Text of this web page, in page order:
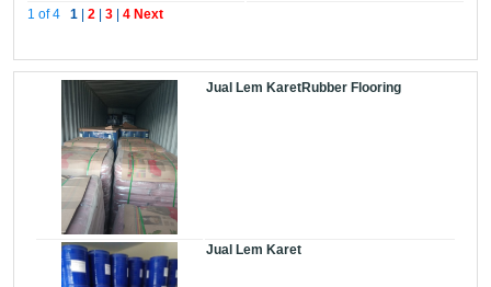
1 of 4 1 2 3 4 Next
Jual Lem KaretRubber Flooring
Jual Lem Karet